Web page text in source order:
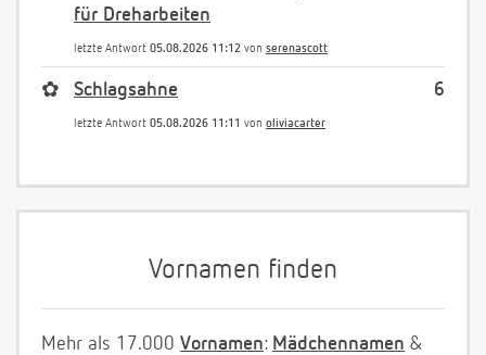
für Dreharbeiten
letzte Antwort 05.08.2026 11:12 von serenascott
6
✿ Schlagsahne
letzte Antwort 05.08.2026 11:11 von oliviacarter
Vornamen finden
Mehr als 17.000 Vornamen: Mädchennamen &